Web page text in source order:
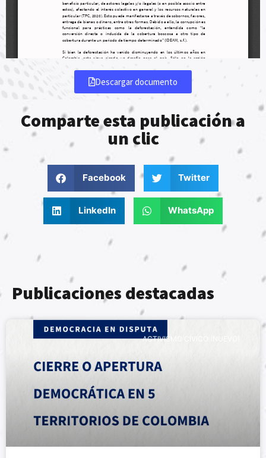
Descargar documento
Comparte esta publicación a
un clic
Facebook Twitter
LinkedIn WhatsApp
Publicaciones destacadas
ACTIVISMO CÍVICO (NUEVO)